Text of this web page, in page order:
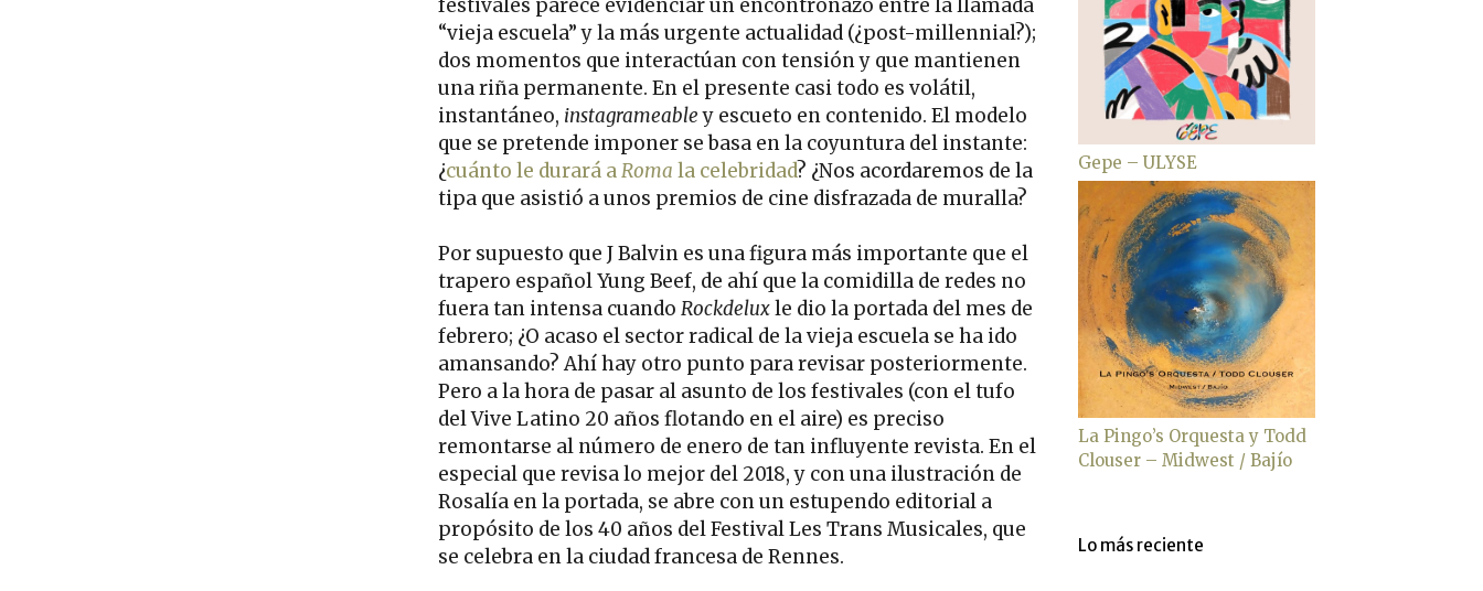
festivales parece evidenciar un encontronazo entre la llamada
“vieja escuela” y la más urgente actualidad (¿post-millennial?);
dos momentos que interactúan con tensión y que mantienen
una riña permanente. En el presente casi todo es volátil,
instantáneo, instagrameabley escueto en contenido. El modelo
que se pretende imponer se basa en la coyuntura del instante:
¿cuánto le durará aRoma la celebridad? ¿Nos acordaremos de la
tipa que asistió a unos premios de cine disfrazada de muralla?
Por supuesto que J Balvin es una figura más importante que el
trapero español Yung Beef, de ahí que la comidilla de redes no
fuera tan intensa cuando Rockdeluxle dio la portada del mes de
febrero; ¿O acaso el sector radical de la vieja escuela se ha ido
amansando? Ahí hay otro punto para revisar posteriormente.
Pero a la hora de pasar al asunto de los festivales (con el tufo
del Vive Latino 20 años flotando en el aire) es preciso
remontarse al número de enero de tan influyente revista. En el
especial que revisa lo mejor del 2018, y con una ilustración de
Rosalía en la portada, se abre con un estupendo editorial a
propósito de los 40 años del Festival Les Trans Musicales, que
se celebra en la ciudad francesa de Rennes.
Gepe – ULYSE
La Pingo’s Orquesta y Todd
Clouser – Midwest / Bajío
Lo más reciente